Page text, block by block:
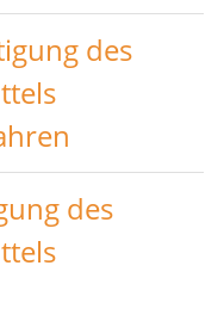
des
des